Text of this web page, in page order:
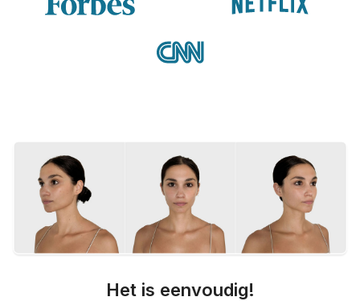
Het is eenvoudig!